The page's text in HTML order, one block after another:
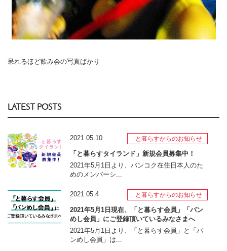
呆れるほど飲み会の写真ばかり
LATEST POSTS
2021.05.10 と暮らすからのお知らせ
「と暮らすタイランド」新規会員募集中！
2021年5月1日より、バンコク在住日本人のた
めのメンバーシ...
2021.05.4 と暮らすからのお知らせ
2021年5月1日現在、「と暮らす会員」「バン
めし会員」にご登録頂いているみなさまへ
2021年5月1日より、「と暮らす会員」と「バ
ンめし会員」は...